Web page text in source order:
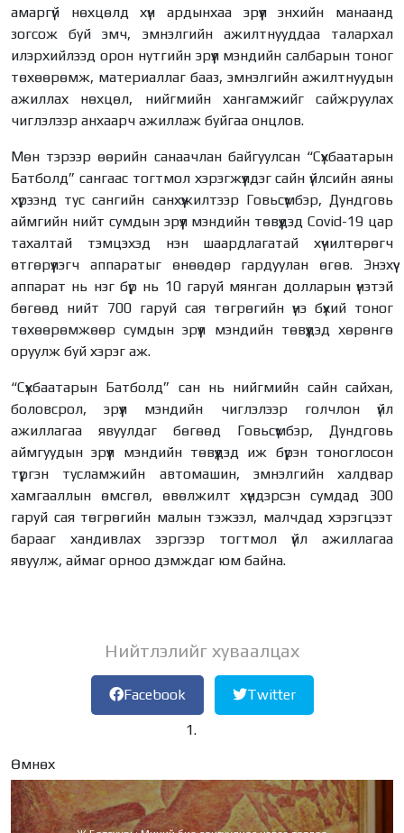
амаргүй нөхцөлд хүн ардынхаа эрүүл энхийн манаанд
зогсож буй эмч, эмнэлгийн ажилтнууддаа талархал
илэрхийлээд орон нутгийн эрүүл мэндийн салбарын тоног
төхөөрөмж, материаллаг бааз, эмнэлгийн ажилтнуудын
ажиллах нөхцөл, нийгмийн хангамжийг сайжруулах
чиглэлээр анхаарч ажиллаж буйгаа онцлов.
Мөн тэрээр өөрийн санаачлан байгуулсан “Сүхбаатарын
Батболд” сангаас тогтмол хэрэгжүүлдэг сайн үйлсийн аяны
хүрээнд тус сангийн санхүүжилтээр Говьсүмбэр, Дундговь
аймгийн нийт сумдын эрүүл мэндийн төвүүдэд Covid-19 цар
тахалтай тэмцэхэд нэн шаардлагатай хүчилтөрөгч
өтгөрүүлэгч аппаратыг өнөөдөр гардуулан өгөв. Энэхүү
аппарат нь нэг бүр нь 10 гаруй мянган долларын үнэтэй
бөгөөд нийт 700 гаруй сая төгрөгийн үнэ бүхий тоног
төхөөрөмжөөр сумдын эрүүл мэндийн төвүүдэд хөрөнгө
оруулж буй хэрэг аж.
“Сүхбаатарын Батболд” сан нь нийгмийн сайн сайхан,
боловсрол, эрүүл мэндийн чиглэлээр голчлон үйл
ажиллагаа явуулдаг бөгөөд Говьсүмбэр, Дундговь
аймгуудын эрүүл мэндийн төвүүдэд иж бүрэн тоноглосон
түргэн тусламжийн автомашин, эмнэлгийн халдвар
хамгааллын өмсгөл, өвөлжилт хүндэрсэн сумдад 300
гаруй сая төгрөгийн малын тэжээл, малчдад хэрэгцээт
барааг хандивлах зэргээр тогтмол үйл ажиллагаа
явуулж, аймаг орноо дэмждаг юм байна.
Нийтлэлийг хуваалцах
Facebook Twitter
Өмнөх